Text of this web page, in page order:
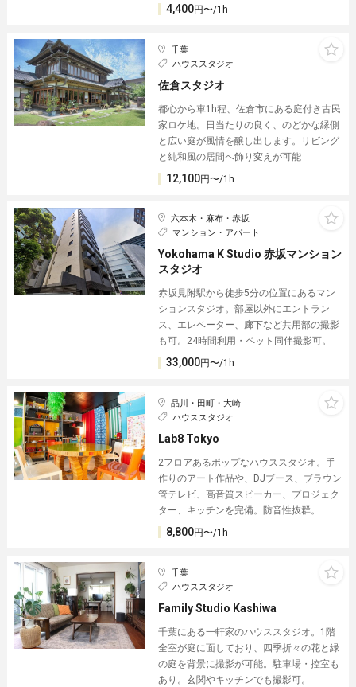
4,400円〜/1h
千葉
ハウススタジオ
佐倉スタジオ
都心から車1h程、佐倉市にある庭付き古民
家ロケ地。日当たりの良く、のどかな縁側
と広い庭が風情を醸し出します。リビング
と純和風の居間へ飾り変えが可能
12,100円〜/1h
六本木・麻布・赤坂
マンション・アパート
Yokohama K Studio 赤坂マンション
スタジオ
赤坂見附駅から徒歩5分の位置にあるマン
ションスタジオ。部屋以外にエントラン
ス、エレベーター、廊下など共用部の撮影
も可。24時間利用・ペット同伴撮影可。
33,000円〜/1h
品川・田町・大崎
ハウススタジオ
Lab8 Tokyo
2フロアあるポップなハウススタジオ。手
作りのアート作品や、DJブース、ブラウン
管テレビ、高音質スピーカー、プロジェク
ター、キッチンを完備。防音性抜群。
8,800円〜/1h
千葉
ハウススタジオ
Family Studio Kashiwa
千葉にある一軒家のハウススタジオ。1階
全室が庭に面しており、四季折々の花と緑
の庭を背景に撮影が可能。駐車場・控室も
あり。玄関やキッチンでも撮影可。